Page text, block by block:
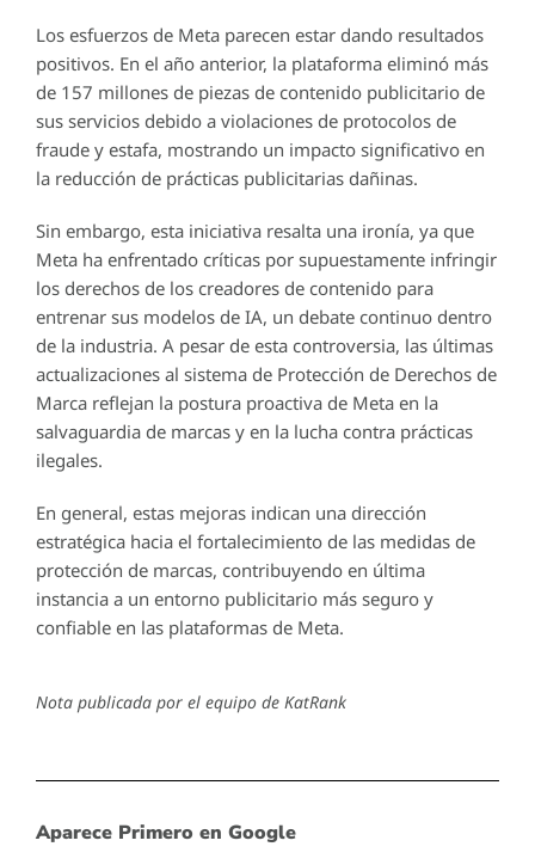
Los esfuerzos de Meta parecen estar dando resultados
positivos. En el año anterior, la plataforma eliminó más
de 157 millones de piezas de contenido publicitario de
sus servicios debido a violaciones de protocolos de
fraude y estafa, mostrando un impacto significativo en
la reducción de prácticas publicitarias dañinas.
Sin embargo, esta iniciativa resalta una ironía, ya que
Meta ha enfrentado críticas por supuestamente infringir
los derechos de los creadores de contenido para
entrenar sus modelos de IA, un debate continuo dentro
de la industria. A pesar de esta controversia, las últimas
actualizaciones al sistema de Protección de Derechos de
Marca reflejan la postura proactiva de Meta en la
salvaguardia de marcas y en la lucha contra prácticas
ilegales.
En general, estas mejoras indican una dirección
estratégica hacia el fortalecimiento de las medidas de
protección de marcas, contribuyendo en última
instancia a un entorno publicitario más seguro y
confiable en las plataformas de Meta.
Nota publicada por el equipo de KatRank
Aparece Primero en Google